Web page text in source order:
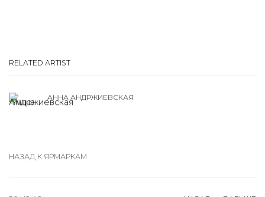
RELATED ARTIST
АННА АНДРЖИЕВСКАЯ
НАЗАД К ЯРМАРКАМ